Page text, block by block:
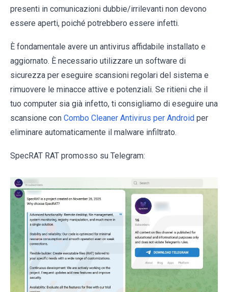
presenti in comunicazioni dubbie/irrilevanti non devono
essere aperti, poiché potrebbero essere infetti.
È fondamentale avere un antivirus affidabile installato e
aggiornato. È necessario utilizzare un software di
sicurezza per eseguire scansioni regolari del sistema e
rimuovere le minacce attive e potenziali. Se ritieni che il
tuo computer sia già infetto, ti consigliamo di eseguire una
scansione con Combo Cleaner Antivirus per Android per
eliminare automaticamente il malware infiltrato.
SpecRAT RAT promosso su Telegram: